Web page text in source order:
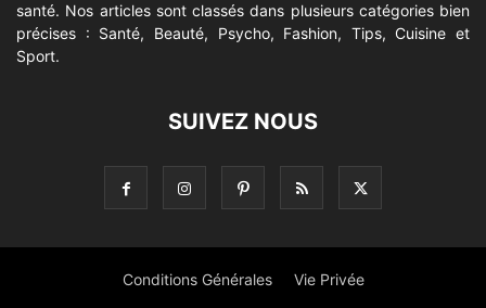
santé. Nos articles sont classés dans plusieurs catégories bien
précises : Santé, Beauté, Psycho, Fashion, Tips, Cuisine et
Sport.
SUIVEZ NOUS
Conditions Générales Vie Privée